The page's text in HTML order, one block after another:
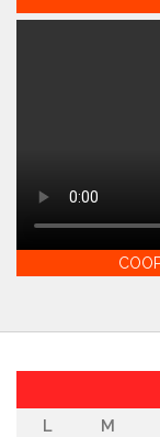
L
M